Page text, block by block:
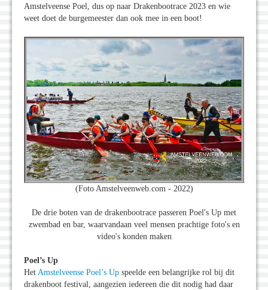
Amstelveense Poel, dus op naar Drakenbootrace 2023 en wie
weet doet de burgemeester dan ook mee in een boot!
(Foto Amstelveenweb.com - 2022)
De drie boten van de drakenbootrace passeren Poel's Up met
zwembad en bar, waarvandaan veel mensen prachtige foto's en
video's konden maken
Poel’s Up
Het Amstelveense Poel’s Up speelde een belangrijke rol bij dit
drakenboot festival, aangezien iedereen die dit nodig had daar